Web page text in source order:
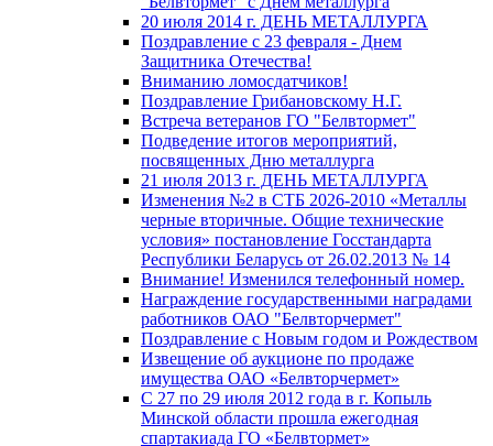
20 июля 2014 г. ДЕНЬ МЕТАЛЛУРГА
Поздравление с 23 февраля - Днем
Защитника Отечества!
Вниманию ломосдатчиков!
Поздравление Грибановскому Н.Г.
Встреча ветеранов ГО "Белвтормет"
Подведение итогов мероприятий,
посвященных Дню металлурга
21 июля 2013 г. ДЕНЬ МЕТАЛЛУРГА
Изменения №2 в СТБ 2026-2010 «Металлы
черные вторичные. Общие технические
условия» постановление Госстандарта
Республики Беларусь от 26.02.2013 № 14
Внимание! Изменился телефонный номер.
Награждение государственными наградами
работников ОАО "Белвторчермет"
Поздравление с Новым годом и Рождеством
Извещение об аукционе по продаже
имущества ОАО «Белвторчермет»
С 27 по 29 июля 2012 года в г. Копыль
Минской области прошла ежегодная
спартакиада ГО «Белвтормет»